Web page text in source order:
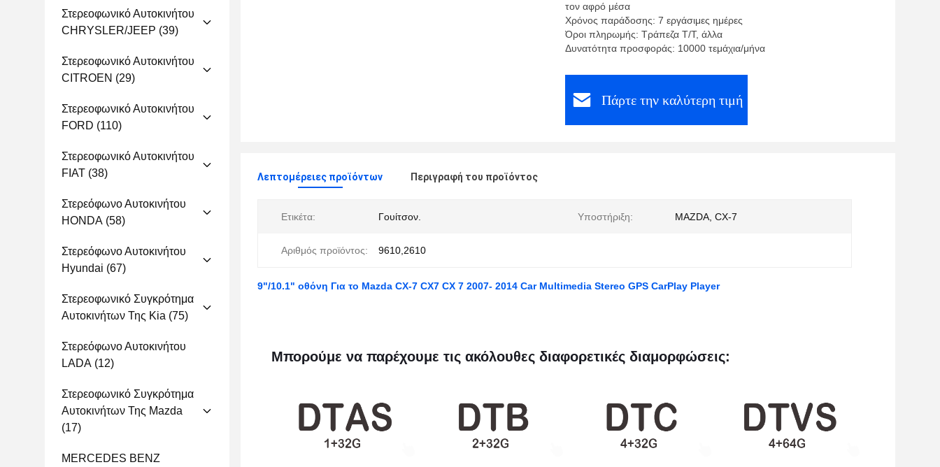
Στερεοφωνικό Αυτοκινήτου
CHRYSLER/JEEP (39)
Στερεοφωνικό Αυτοκινήτου
CITROEN (29)
Στερεοφωνικό Αυτοκινήτου
FORD (110)
Στερεοφωνικό Αυτοκινήτου
FIAT (38)
Στερεόφωνο Αυτοκινήτου
HONDA (58)
Στερεόφωνο Αυτοκινήτου
Hyundai (67)
Στερεοφωνικό Συγκρότημα
Αυτοκινήτων Της Kia (75)
Στερεόφωνο Αυτοκινήτου
LADA (12)
Στερεοφωνικό Συγκρότημα
Αυτοκινήτων Της Mazda
(17)
MERCEDES BENZ
τον αφρό μέσα
Χρόνος παράδοσης: 7 εργάσιμες ημέρες
Όροι πληρωμής: Τράπεζα T/T, άλλα
Δυνατότητα προσφοράς: 10000 τεμάχια/μήνα
Πάρτε την καλύτερη τιμή
Λεπτομέρειες προϊόντων Περιγραφή του προϊόντος
Ετικέτα: Γουίτσον. Υποστήριξη: MAZDA, CX-7
Αριθμός προϊόντος: 9610,2610
9"/10.1" οθόνη Για το Mazda CX-7 CX7 CX 7 2007- 2014 Car Multimedia Stereo GPS CarPlay Player
Μπορούμε να παρέχουμε τις ακόλουθες διαφορετικές διαμορφώσεις: